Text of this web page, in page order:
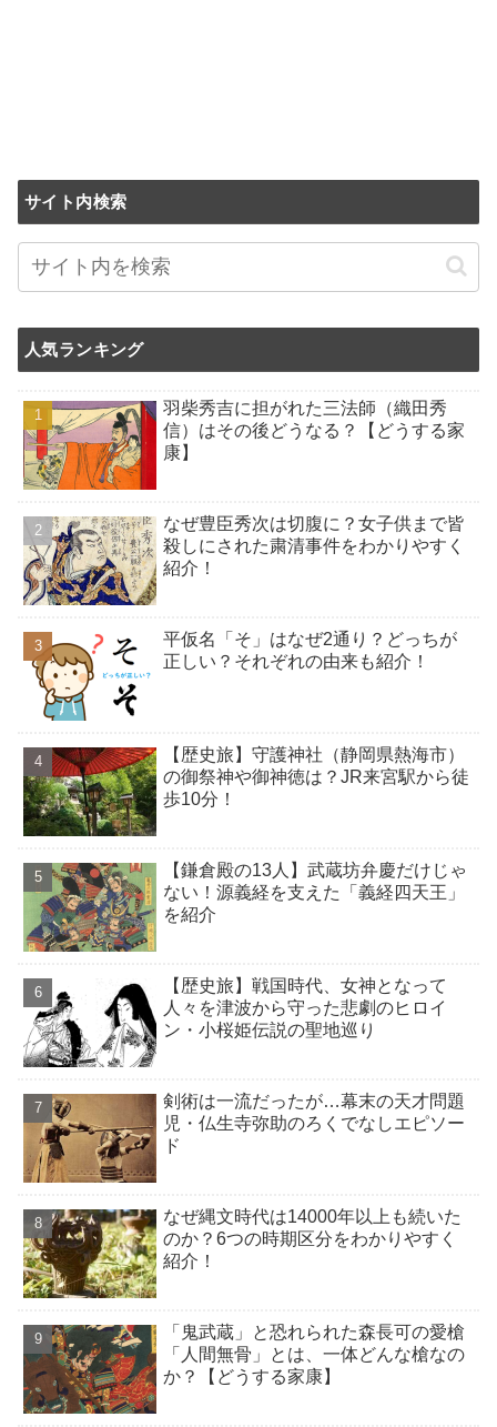
サイト内検索
人気ランキング
羽柴秀吉に担がれた三法師（織田秀
信）はその後どうなる？【どうする家
康】
なぜ豊臣秀次は切腹に？女子供まで皆
殺しにされた粛清事件をわかりやすく
紹介！
平仮名「そ」はなぜ2通り？どっちが
正しい？それぞれの由来も紹介！
【歴史旅】守護神社（静岡県熱海市）
の御祭神や御神徳は？JR来宮駅から徒
歩10分！
【鎌倉殿の13人】武蔵坊弁慶だけじゃ
ない！源義経を支えた「義経四天王」
を紹介
【歴史旅】戦国時代、女神となって
人々を津波から守った悲劇のヒロイ
ン・小桜姫伝説の聖地巡り
剣術は一流だったが…幕末の天才問題
児・仏生寺弥助のろくでなしエピソー
ド
なぜ縄文時代は14000年以上も続いた
のか？6つの時期区分をわかりやすく
紹介！
「鬼武蔵」と恐れられた森長可の愛槍
「人間無骨」とは、一体どんな槍なの
か？【どうする家康】